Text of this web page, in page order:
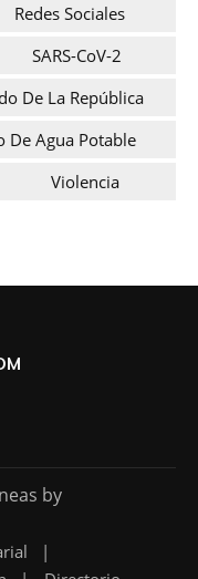
Redes Sociales
SARS-CoV-2
De La República
De Agua Potable
Violencia
by